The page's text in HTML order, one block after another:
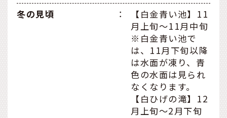
冬の見頃
：
【白金青い池】11
月上旬〜11月中旬
※白金青い池で
は、11月下旬以降
は水面が凍り、青
色の水面は見られ
なくなります。
【白ひげの滝】12
月上旬～2月下旬